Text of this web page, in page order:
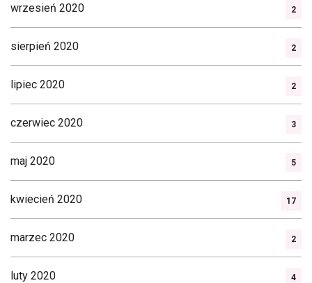
wrzesień 2020 2
sierpień 2020 2
lipiec 2020 2
czerwiec 2020 3
maj 2020 5
kwiecień 2020 17
marzec 2020 2
luty 2020 4